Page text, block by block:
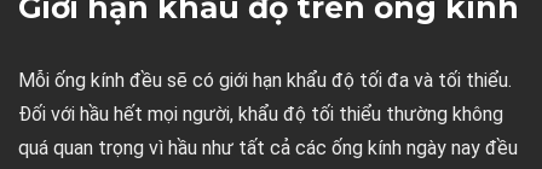
Giới hạn khẩu độ trên ống kính
Mỗi ống kính đều sẽ có giới hạn khẩu độ tối đa và tối thiểu.
Đối với hầu hết mọi người, khẩu độ tối thiểu thường không
quá quan trọng vì hầu như tất cả các ống kính ngày nay đều